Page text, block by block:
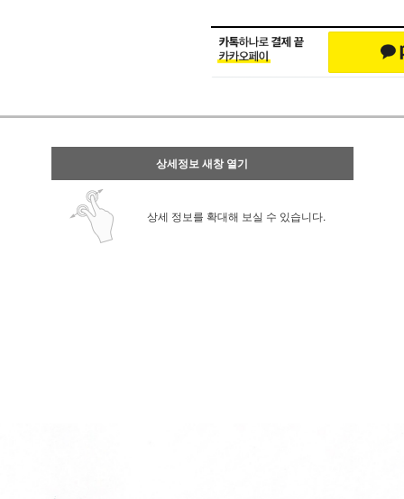
상세정보 새창 열기
상세 정보를 확대해 보실 수 있습니다.